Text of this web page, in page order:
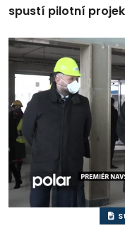
spustí pilotní